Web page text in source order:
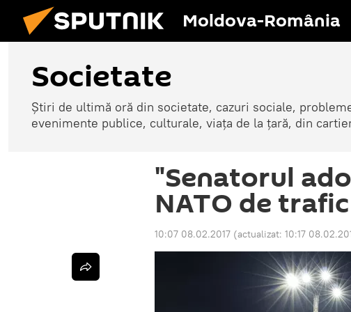
Moldova-România
Societate
Știri de ultimă oră din societate, cazuri sociale,
evenimente publice, culturale, viața de la țară, din
"Senatorul
NATO de
10:07 08.02.2017 (actualizat: 10:17